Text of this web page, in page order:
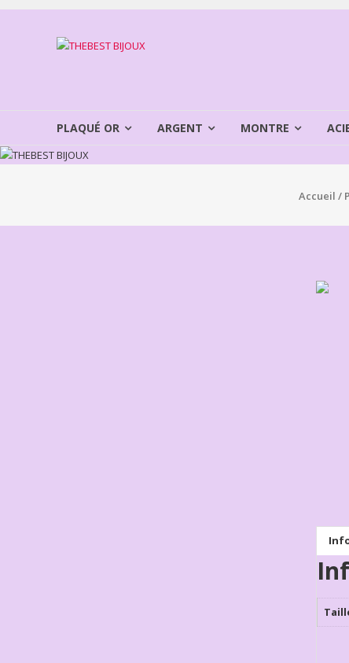
Aller
THEBEST
BIJOUX
PLAQUÉ OR ARGENT MONTRE
Accueil /